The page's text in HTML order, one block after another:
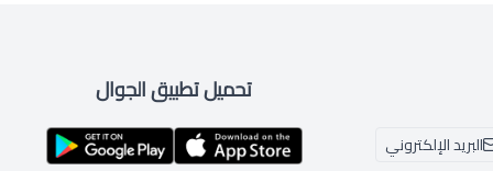
البريد الإلكتروني
تحميل تطبيق الجوال